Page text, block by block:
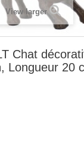
View larger
Chat
Longueur 20